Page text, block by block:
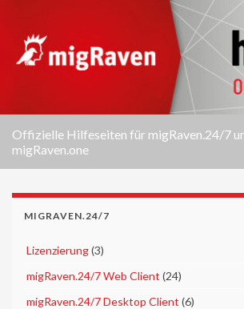
Offizielle Hilfeseiten für migRaven.24/7
migRaven.one
MIGRAVEN.24/7
Lizenzierung(3)
migRaven.24/7 Web Client (24)
migRaven.24/7 Desktop Client (6)